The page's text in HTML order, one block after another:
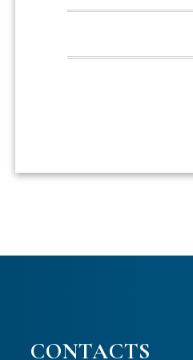
CONTACTS